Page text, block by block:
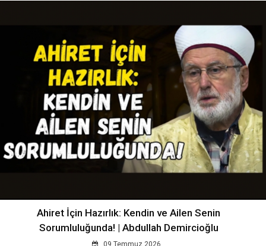
Ahiret İçin Hazırlık: Kendin ve Ailen Senin
Sorumluluğunda! | Abdullah Demircioğlu
09 Temmuz 2026